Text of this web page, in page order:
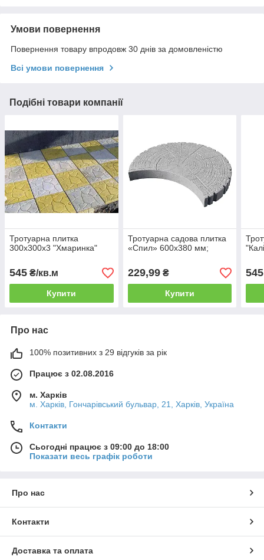
Умови повернення
Повернення товару впродовж 30 днів за домовленістю
Всі умови повернення
Подібні товари компанії
Тротуарна плитка
300х300х3 "Хмаринка"
545 ₴/кв.м
Купити
Тротуарна садова плитка
«Спил» 600х380 мм;
229,99₴
Купити
545
Про нас
100% позитивних з 29 відгуків за рік
Працює з 02.08.2016
м. Харків
м. Харків, Гончарівський бульвар, 21, Харків, Україна
Контакти
Сьогодні працює з 09:00 до 18:00
Показати весь графік роботи
Про нас
Контакти
Доставка та оплата